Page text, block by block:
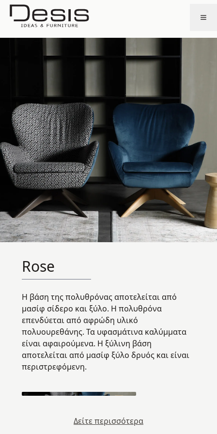
Rose
Η βάση της πολυθρόνας αποτελείται από
μασίφ σίδερο και ξύλο. Η πολυθρόνα
επενδύεται από αφρώδη υλικό
πολυουρεθάνης. Τα υφασμάτινα καλύμματα
είναι αφαιρούμενα. Η ξύλινη βάση
αποτελείται από μασίφ ξύλο δρυός και είναι
περιστρεφόμενη.
Δείτε περισσότερα